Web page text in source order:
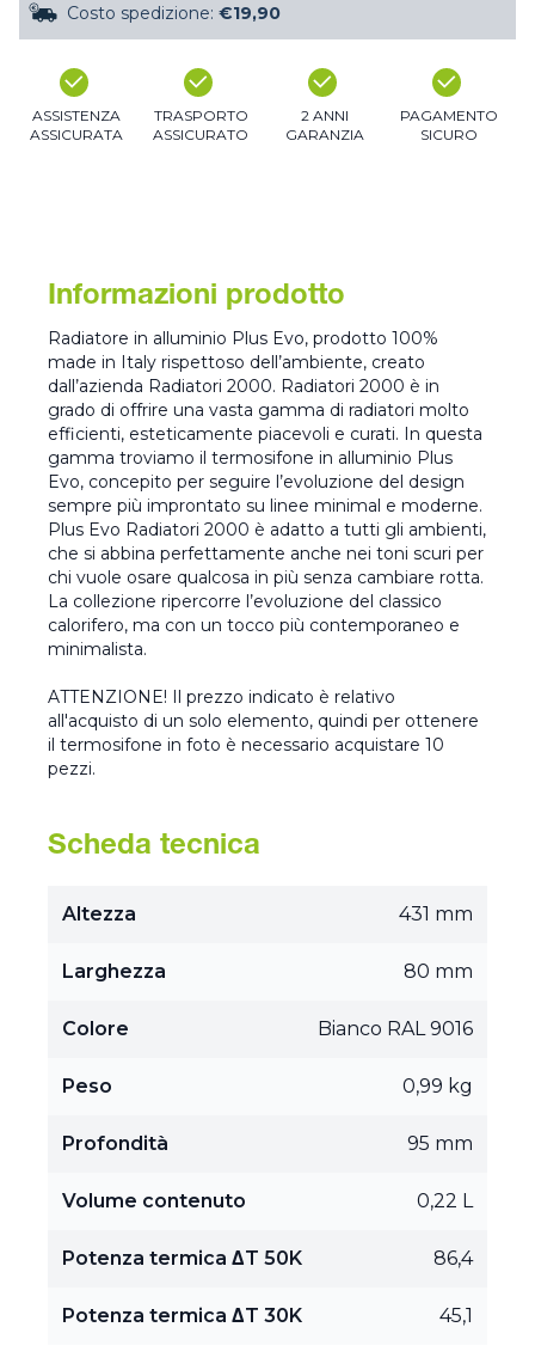
Costo spedizione: €19,90
ASSISTENZA
ASSICURATA
TRASPORTO
ASSICURATO
2 ANNI
GARANZIA
PAGAMENTO
SICURO
Informazioni prodotto
Radiatore in alluminio Plus Evo, prodotto 100%
made in Italy rispettoso dell’ambiente, creato
dall’azienda Radiatori 2000. Radiatori 2000 è in
grado di offrire una vasta gamma di radiatori molto
efficienti, esteticamente piacevoli e curati. In questa
gamma troviamo il termosifone in alluminio Plus
Evo, concepito per seguire l’evoluzione del design
sempre più improntato su linee minimal e moderne.
Plus Evo Radiatori 2000 è adatto a tutti gli ambienti,
che si abbina perfettamente anche nei toni scuri per
chi vuole osare qualcosa in più senza cambiare rotta.
La collezione ripercorre l’evoluzione del classico
calorifero, ma con un tocco più contemporaneo e
minimalista.
ATTENZIONE! Il prezzo indicato è relativo
all'acquisto di un solo elemento, quindi per ottenere
il termosifone in foto è necessario acquistare 10
pezzi.
Scheda tecnica
Altezza 431 mm
Larghezza 80 mm
Colore Bianco RAL 9016
Peso 0,99 kg
Profondità 95 mm
Volume contenuto 0,22 L
Potenza termica ΔT 50K 86,4
Potenza termica ΔT 30K 45,1